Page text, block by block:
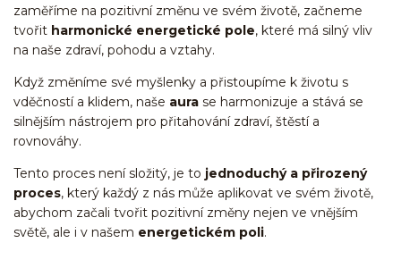
zaměříme na pozitivní změnu ve svém životě, začneme
tvořit harmonické energetické pole, které má silný vliv
na naše zdraví, pohodu a vztahy.
Když změníme své myšlenky a přistoupíme k životu s
vděčností a klidem, naše aura se harmonizuje a stává se
silnějším nástrojem pro přitahování zdraví, štěstí a
rovnováhy.
Tento proces není složitý, je to jednoduchý a přirozený
proces, který každý z nás může aplikovat ve svém životě,
abychom začali tvořit pozitivní změny nejen ve vnějším
světě, ale i v našem energetickém poli.